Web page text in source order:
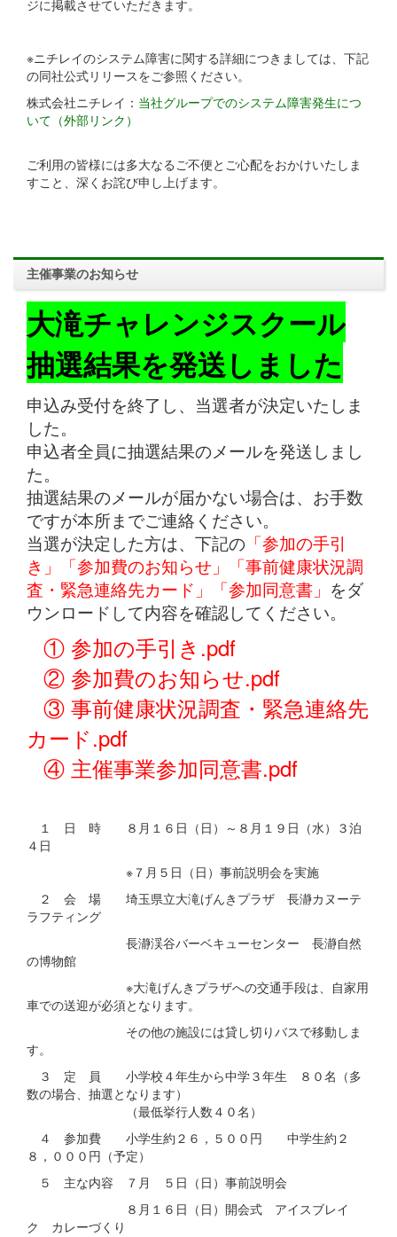
ジに掲載させていただきます。
※ニチレイのシステム障害に関する詳細につきましては、下記
の同社公式リリースをご参照ください。
株式会社ニチレイ： 当社グループでのシステム障害発生につ
いて（外部リンク）
ご利用の皆様には多大なるご不便とご心配をおかけいたしま
すこと、深くお詫び申し上げます。
主催事業のお知らせ
大滝チャレンジスクール
抽選結果を発送しました
申込み受付を終了し、当選者が決定いたしま
した。
申込者全員に抽選結果のメールを発送しまし
た。
抽選結果のメールが届かない場合は、お手数
ですが本所までご連絡ください。
当選が決定した方は、下記の 「参加の手引
き」「参加費のお知らせ」「事前健康状況調
査・緊急連絡先カード」「参加同意書」 をダ
ウンロードして内容を確認してください。
① 参加の手引き.pdf
② 参加費のお知らせ.pdf
③ 事前健康状況調査・緊急連絡先
カード.pdf
④ 主催事業参加同意書.pdf
１ 日 時 ８月１６日（日）～８月１９日（水）３泊
４日
※７月５日（日）事前説明会を実施
２ 会 場 埼玉県立大滝げんきプラザ 長瀞カヌーテ
ラフティング
長瀞渓谷バーベキューセンター 長瀞自然
の博物館
※大滝げんきプラザへの交通手段は、自家用
車での送迎が必須となります。
その他の施設には貸し切りバスで移動しま
す。
３ 定 員 小学校４年生から中学３年生 ８０名（多
数の場合、抽選となります）
（最低挙行人数４０名）
４ 参加費 小学生約２６，５００円 中学生約２
８，０００円（予定）
５ 主な内容 ７月 ５日（日）事前説明会
８月１６日（日）開会式 アイスブレイ
ク カレーづくり